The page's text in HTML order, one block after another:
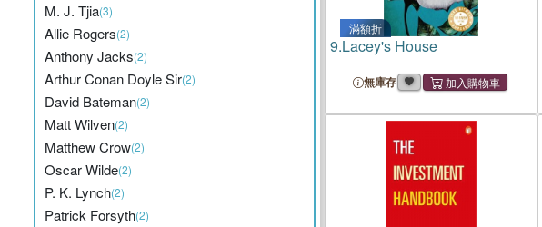
M. J. Tjia(3)
Allie Rogers(2)
Anthony Jacks(2)
Arthur Conan Doyle Sir(2)
David Bateman(2)
Matt Wilven(2)
Matthew Crow(2)
Oscar Wilde(2)
P. K. Lynch(2)
Patrick Forsyth(2)
滿額折
9.Lacey's House
無庫存